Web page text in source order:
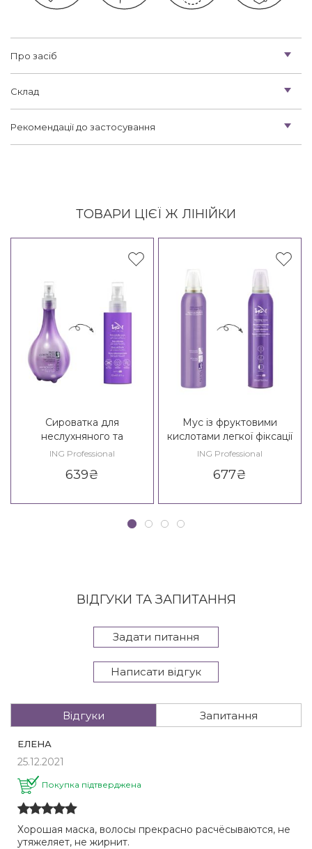
Про засіб
Склад
Рекомендації до застосування
ТОВАРИ ЦІЄЇ Ж ЛІНІЙКИ
Сироватка для
неслухняного та
кучерявого волосся ING
Serum
ING Professional
639₴
Мус із фруктовими
кислотами легкої фіксації
ING Styling Soft / Fixing
ING Professional
677₴
ВІДГУКИ ТА ЗАПИТАННЯ
Задати питання
Написати відгук
Відгуки Запитання
ЕЛЕНА
25.12.2021
Покупка підтверджена
Хорошая маска, волосы прекрасно расчёсываются, не
утяжеляет, не жирнит.